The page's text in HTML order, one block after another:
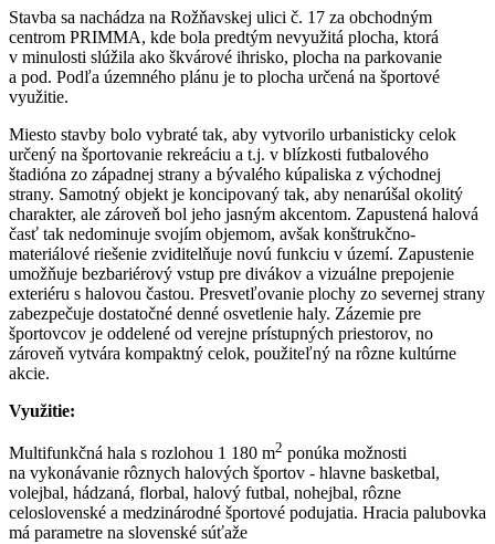
Stavba sa nachádza na Rožňavskej ulici č. 17 za obchodným
centrom PRIMMA, kde bola predtým nevyužitá plocha, ktorá
v minulosti slúžila ako škvárové ihrisko, plocha na parkovanie
a pod. Podľa územného plánu je to plocha určená na športové
využitie.
Miesto stavby bolo vybraté tak, aby vytvorilo urbanisticky celok
určený na športovanie rekreáciu a t.j. v blízkosti futbalového
štadióna zo západnej strany a bývalého kúpaliska z východnej
strany. Samotný objekt je koncipovaný tak, aby nenarúšal okolitý
charakter, ale zároveň bol jeho jasným akcentom. Zapustená halová
časť tak nedominuje svojím objemom, avšak konštrukčno-
materiálové riešenie zviditelňuje novú funkciu v území. Zapustenie
umožňuje bezbariérový vstup pre divákov a vizuálne prepojenie
exteriéru s halovou častou. Presvetľovanie plochy zo severnej strany
zabezpečuje dostatočné denné osvetlenie haly. Zázemie pre
športovcov je oddelené od verejne prístupných priestorov, no
zároveň vytvára kompaktný celok, použiteľný na rôzne kultúrne
akcie.
Využitie:
Multifunkčná hala s rozlohou 1 180 m2 ponúka možnosti
na vykonávanie rôznych halových športov - hlavne basketbal,
volejbal, hádzaná, florbal, halový futbal, nohejbal, rôzne
celoslovenské a medzinárodné športové podujatia. Hracia palubovka
má parametre na slovenské súťaže